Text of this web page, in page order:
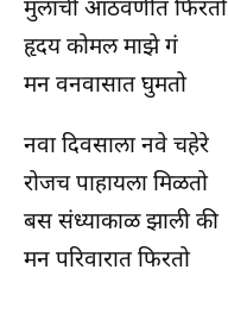
मुलांची आठवणीत फिरतो
हृदय कोमल माझे गं
मन वनवासात घुमतो
नवा दिवसाला नवे चहेरे
रोजच पाहायला मिळतो
बस संध्याकाळ झाली की
मन परिवारात फिरतो